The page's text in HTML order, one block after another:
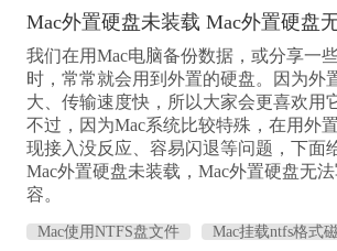
Mac外置硬盘未装载 Mac外置硬盘
我们在用Mac电脑备份数据，或分享一
时，常常就会用到外置的硬盘。因为外
大、传输速度快，所以大家会更喜欢用
不过，因为Mac系统比较特殊，在用外
现接入没反应、容易闪退等问题，下面
Mac外置硬盘未装载，Mac外置硬盘无
容。
Mac使用NTFS盘文件 Mac挂载ntfs格式